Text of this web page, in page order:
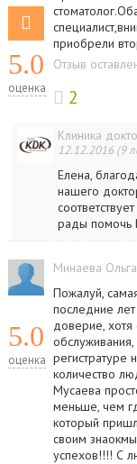
5.0
оценка
приобрели
Отзыв
2
Клиника
12.12.2016 (9
Елена,
нашего
рады помочь
5.0
оценка
Минаева
Пожалуй,
последние
доверие, хотя
количество
Мусаева
меньше, чем
который
своим
успехов!!!! С